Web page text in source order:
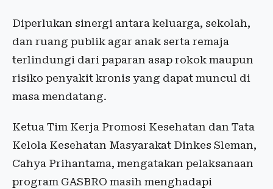
Diperlukan sinergi antara keluarga, sekolah,
dan ruang publik agar anak serta remaja
terlindungi dari paparan asap rokok maupun
risiko penyakit kronis yang dapat muncul di
masa mendatang.
Ketua Tim Kerja Promosi Kesehatan dan Tata
Kelola Kesehatan Masyarakat Dinkes Sleman,
Cahya Prihantama, mengatakan pelaksanaan
program GASBRO masih menghadapi